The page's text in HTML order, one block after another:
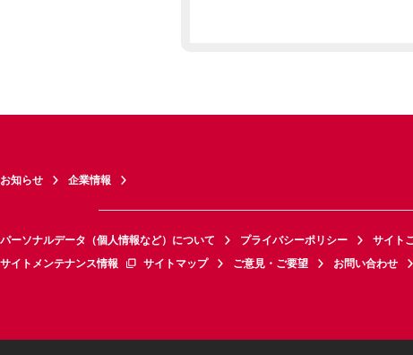
お知らせ 企業情報
パーソナルデータ（個人情報など）について プライバシーポリシー サイト
サイトメンテナンス情報
サイトマップ ご意見・ご要望 お問い合わせ